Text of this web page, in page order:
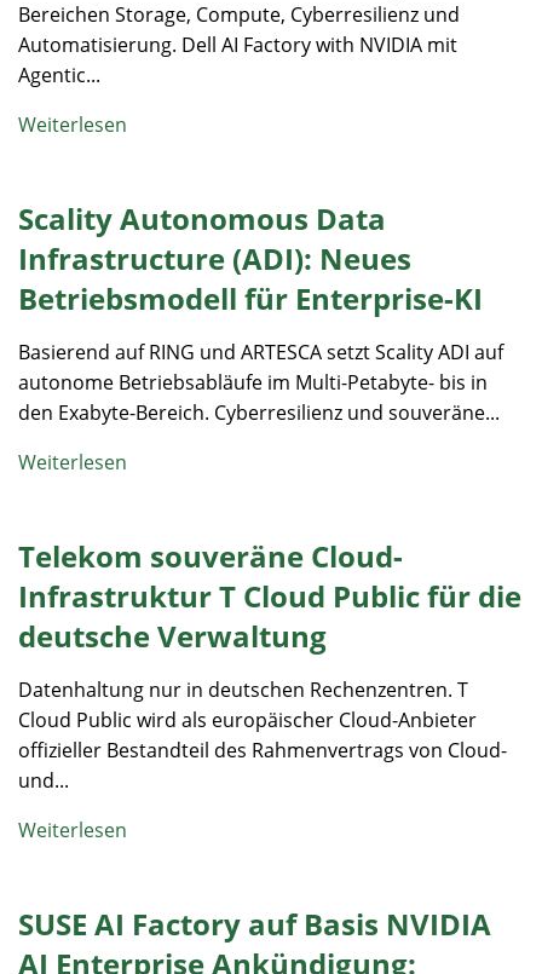
Bereichen Storage, Compute, Cyberresilienz und
Automatisierung. Dell AI Factory with NVIDIA mit
Agentic...
Weiterlesen
Scality Autonomous Data
Infrastructure (ADI): Neues
Betriebsmodell für Enterprise-KI
Basierend auf RING und ARTESCA setzt Scality ADI auf
autonome Betriebsabläufe im Multi-Petabyte- bis in
den Exabyte-Bereich. Cyberresilienz und souveräne...
Weiterlesen
Telekom souveräne Cloud-
Infrastruktur T Cloud Public für die
deutsche Verwaltung
Datenhaltung nur in deutschen Rechenzentren. T
Cloud Public wird als europäischer Cloud-Anbieter
offizieller Bestandteil des Rahmenvertrags von Cloud-
und...
Weiterlesen
SUSE AI Factory auf Basis NVIDIA
AI Enterprise Ankündigung: